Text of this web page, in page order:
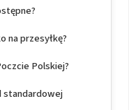
na przesyłkę?
Polskiej?
standardowej